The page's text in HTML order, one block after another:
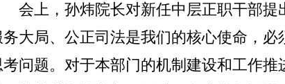
会上，孙炜院长对新任中层正职干部提
务大局、公正司法是我们的核心使命，
考问题。对于本部门的机制建设和工作推